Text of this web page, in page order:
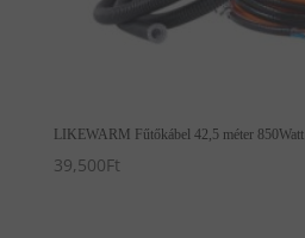
LIKEWARM Fűtőkábel 42,5 méter 850Watt
39,500Ft